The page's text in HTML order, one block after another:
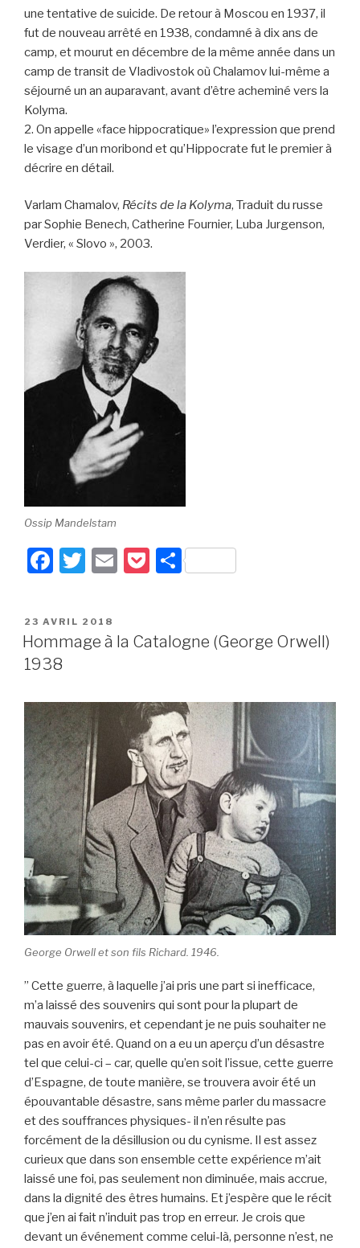
une tentative de suicide. De retour à Moscou en 1937, il
fut de nouveau arrêté en 1938, condamné à dix ans de
camp, et mourut en décembre de la même année dans un
camp de transit de Vladivostok où Chalamov lui-même a
séjourné un an auparavant, avant d’être acheminé vers la
Kolyma.
2. On appelle «face hippocratique» l’expression que prend
le visage d’un moribond et qu’Hippocrate fut le premier à
décrire en détail.
Varlam Chamalov, Récits de la Kolyma, Traduit du russe
par Sophie Benech, Catherine Fournier, Luba Jurgenson,
Verdier, « Slovo », 2003.
Ossip Mandelstam
F
c
e
b
o
k
T
tt
er
E
P
k
P
g
PUBLIÉ
LE
23 AVRIL 2018
Hommage à la Catalogne (George Orwell)
1938
George Orwell et son fils Richard. 1946.
” Cette guerre, à laquelle j’ai pris une part si inefficace,
m’a laissé des souvenirs qui sont pour la plupart de
mauvais souvenirs, et cependant je ne puis souhaiter ne
pas en avoir été. Quand on a eu un aperçu d’un désastre
tel que celui-ci – car, quelle qu’en soit l’issue, cette guerre
d’Espagne, de toute manière, se trouvera avoir été un
épouvantable désastre, sans même parler du massacre
et des souffrances physiques- il n’en résulte pas
forcément de la désillusion ou du cynisme. Il est assez
curieux que dans son ensemble cette expérience m’ait
laissé une foi, pas seulement non diminuée, mais accrue,
dans la dignité des êtres humains. Et j’espère que le récit
que j’en ai fait n’induit pas trop en erreur. Je crois que
devant un événement comme celui-là, personne n’est, ne